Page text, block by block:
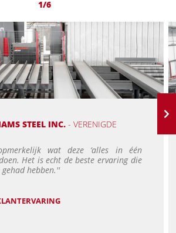
1/6
STEEL INC.- VERENIGDE
wat deze ‘alles in één
Het is echt de beste ervaring die
hebben.''